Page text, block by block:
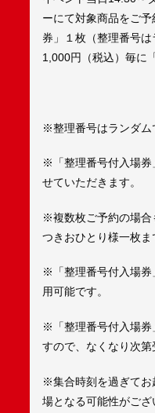
ーにて対象商品をご
券」１枚（整理番号
1,000円（税込）毎に
※整理番号はランダム
※「整理番号付入場券
せていただきます。
※複数枚ご予約の場合
つきおひとり様一枚ま
※「整理番号付入場券
用可能です。
※「整理番号付入場券
すので、なくなり次第
※集合時刻を過ぎてお
場となる可能性がご